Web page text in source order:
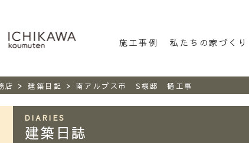
市川工務店 | らしさ
施工事例 私たちの家づくり
店 >建築日記 > 南アルプス市 S様邸 樋工事
DIARIES
建築日誌